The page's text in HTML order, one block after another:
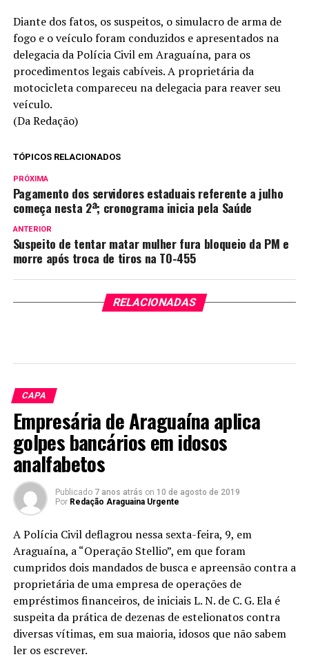
Diante dos fatos, os suspeitos, o simulacro de arma de
fogo e o veículo foram conduzidos e apresentados na
delegacia da Polícia Civil em Araguaína, para os
procedimentos legais cabíveis. A proprietária da
motocicleta compareceu na delegacia para reaver seu
veículo.
(Da Redação)
TÓPICOS RELACIONADOS
PRÓXIMA
Pagamento dos servidores estaduais referente a julho
começa nesta 2ª; cronograma inicia pela Saúde
ANTERIOR
Suspeito de tentar matar mulher fura bloqueio da PM e
morre após troca de tiros na TO-455
RELACIONADAS
CAPA
Empresária de Araguaína aplica
golpes bancários em idosos
analfabetos
Publicado 7 anos atrás on 10 de agosto de 2019
Por Redação Araguaina Urgente
A Polícia Civil deflagrou nessa sexta-feira, 9, em
Araguaína, a “Operação Stellio”, em que foram
cumpridos dois mandados de busca e apreensão contra a
proprietária de uma empresa de operações de
empréstimos financeiros, de iniciais L. N. de C. G. Ela é
suspeita da prática de dezenas de estelionatos contra
diversas vítimas, em sua maioria, idosos que não sabem
ler os escrever.